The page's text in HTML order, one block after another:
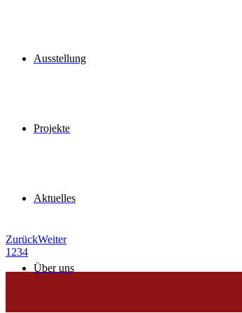
Ausstellung
Projekte
Aktuelles
Über uns
ZurückWeiter
1 234